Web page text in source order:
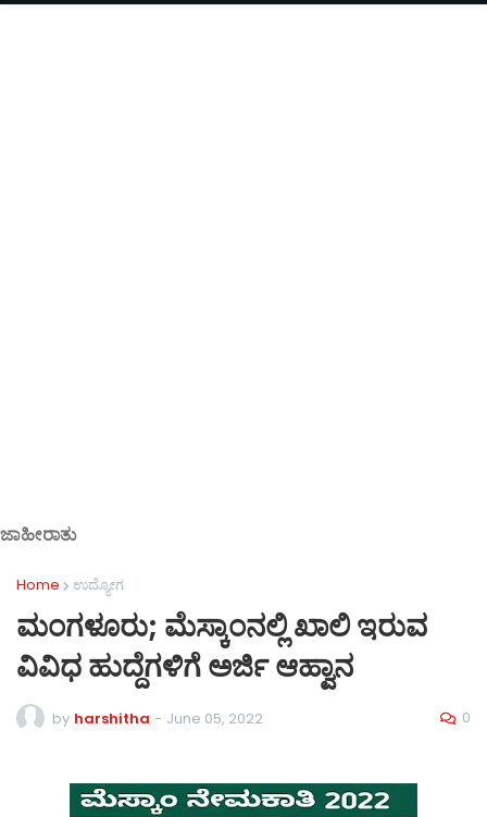
ಜಾಹೀರಾತು
Home ಉದ್ಯೋಗ
ಮಂಗಳೂರು; ಮೆಸ್ಕಾಂನಲ್ಲಿ ಖಾಲಿ ಇರುವ
ವಿವಿಧ ಹುದ್ದೆಗಳಿಗೆ ಅರ್ಜಿ ಆಹ್ವಾನ
by harshitha - June 05, 2022 0